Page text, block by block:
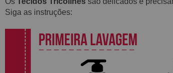
Siga as instruções: